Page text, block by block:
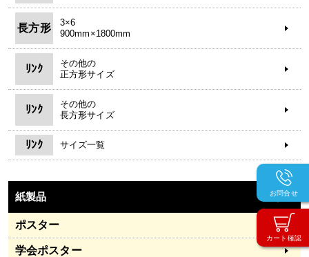
カート確認
お問合せ
長方形
3×6
900mm×1800mm
ﾘﾝｸ
その他の
正方形サイズ
ﾘﾝｸ
その他の
長方形サイズ
ﾘﾝｸ サイズ一覧
紙製品 Paper
ポスター
学会ポスター